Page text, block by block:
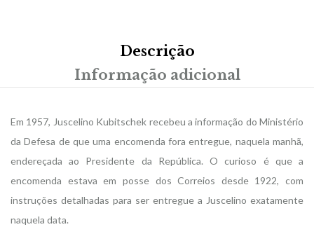
Descrição
Informação adicional
Em 1957, Juscelino Kubitschek recebeu a informação do Ministério
da Defesa de que uma encomenda fora entregue, naquela manhã,
endereçada ao Presidente da República. O curioso é que a
encomenda estava em posse dos Correios desde 1922, com
instruções detalhadas para ser entregue a Juscelino exatamente
naquela data.